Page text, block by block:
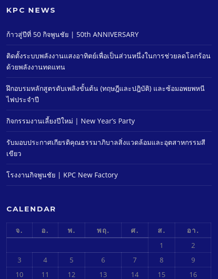
KPC NEWS
ก้าวสู่ปีที่ 50 กิจพูนชัย | 50th ANNIVERSARY
ติดตั้งระบบพลังงานแสงอาทิตย์เพื่อเป็นส่วนหนึ่งในการช่วยลดโลกร้อน
ด้วยพลังงานทดแทน
ฝึกอบรมหลักสูตรดับเพลิงขั้นต้น (ทฤษฎีและปฎิบัติ) และซ้อมอพยพหนี
ไฟประจําปี
กิจกรรมงานเลี้ยงปีใหม่ | New Year’s Party
รับมอบประกาศเกียรติคุณธรรมาภิบาลสิ่งแวดล้อมและอุตสาหกรรมสี
เขียว
โรงงานกิจพูนชัย | KPC New Factory
CALENDAR
จ. อ. พ. พฤ. ศ. ส.
อา.
1
2
3
4 5 6 7 8
9
10
11 12 13 14 15 16